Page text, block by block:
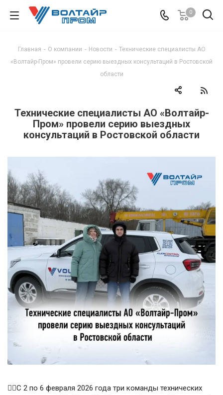
0
Главная - О компании - Новости - Технические специалисты АО
«Волтайр-Пром» провели серию выездных консультаций в Ростовской
области
Технические специалисты АО «Волтайр-
Пром» провели серию выездных
консультаций в Ростовской области
👉🏻С 2 по 6 февраля 2026 года три команды технических